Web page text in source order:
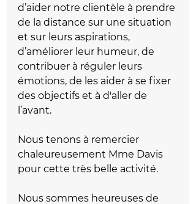
d’aider notre clientèle à prendre
de la distance sur une situation
et sur leurs aspirations,
d’améliorer leur humeur, de
contribuer à réguler leurs
émotions, de les aider à se fixer
des objectifs et à d'aller de
l’avant.
Nous tenons à remercier
chaleureusement Mme Davis
pour cette très belle activité.
Nous sommes heureuses de